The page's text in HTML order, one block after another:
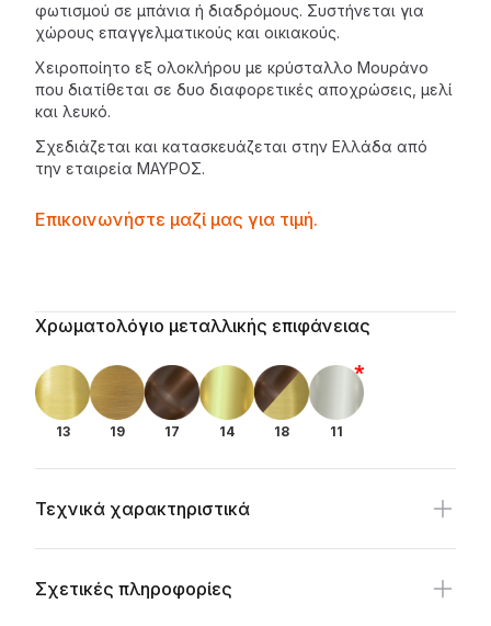
φωτισμού σε μπάνια ή διαδρόμους. Συστήνεται για
χώρους επαγγελματικούς και οικιακούς.
Χειροποίητο εξ ολοκλήρου με κρύσταλλο Μουράνο
που διατίθεται σε δυο διαφορετικές αποχρώσεις, μελί
και λευκό.
Σχεδιάζεται και κατασκευάζεται στην Ελλάδα από
την εταιρεία ΜΑΥΡΟΣ.
Contactprice
Επικοινωνήστε μαζί μας για τιμή.
Additional details
Χρωματολόγιο μεταλλικής επιφάνειας
13 19 17 14 18 11
Τεχνικά χαρακτηριστικά
Σχετικές πληροφορίες